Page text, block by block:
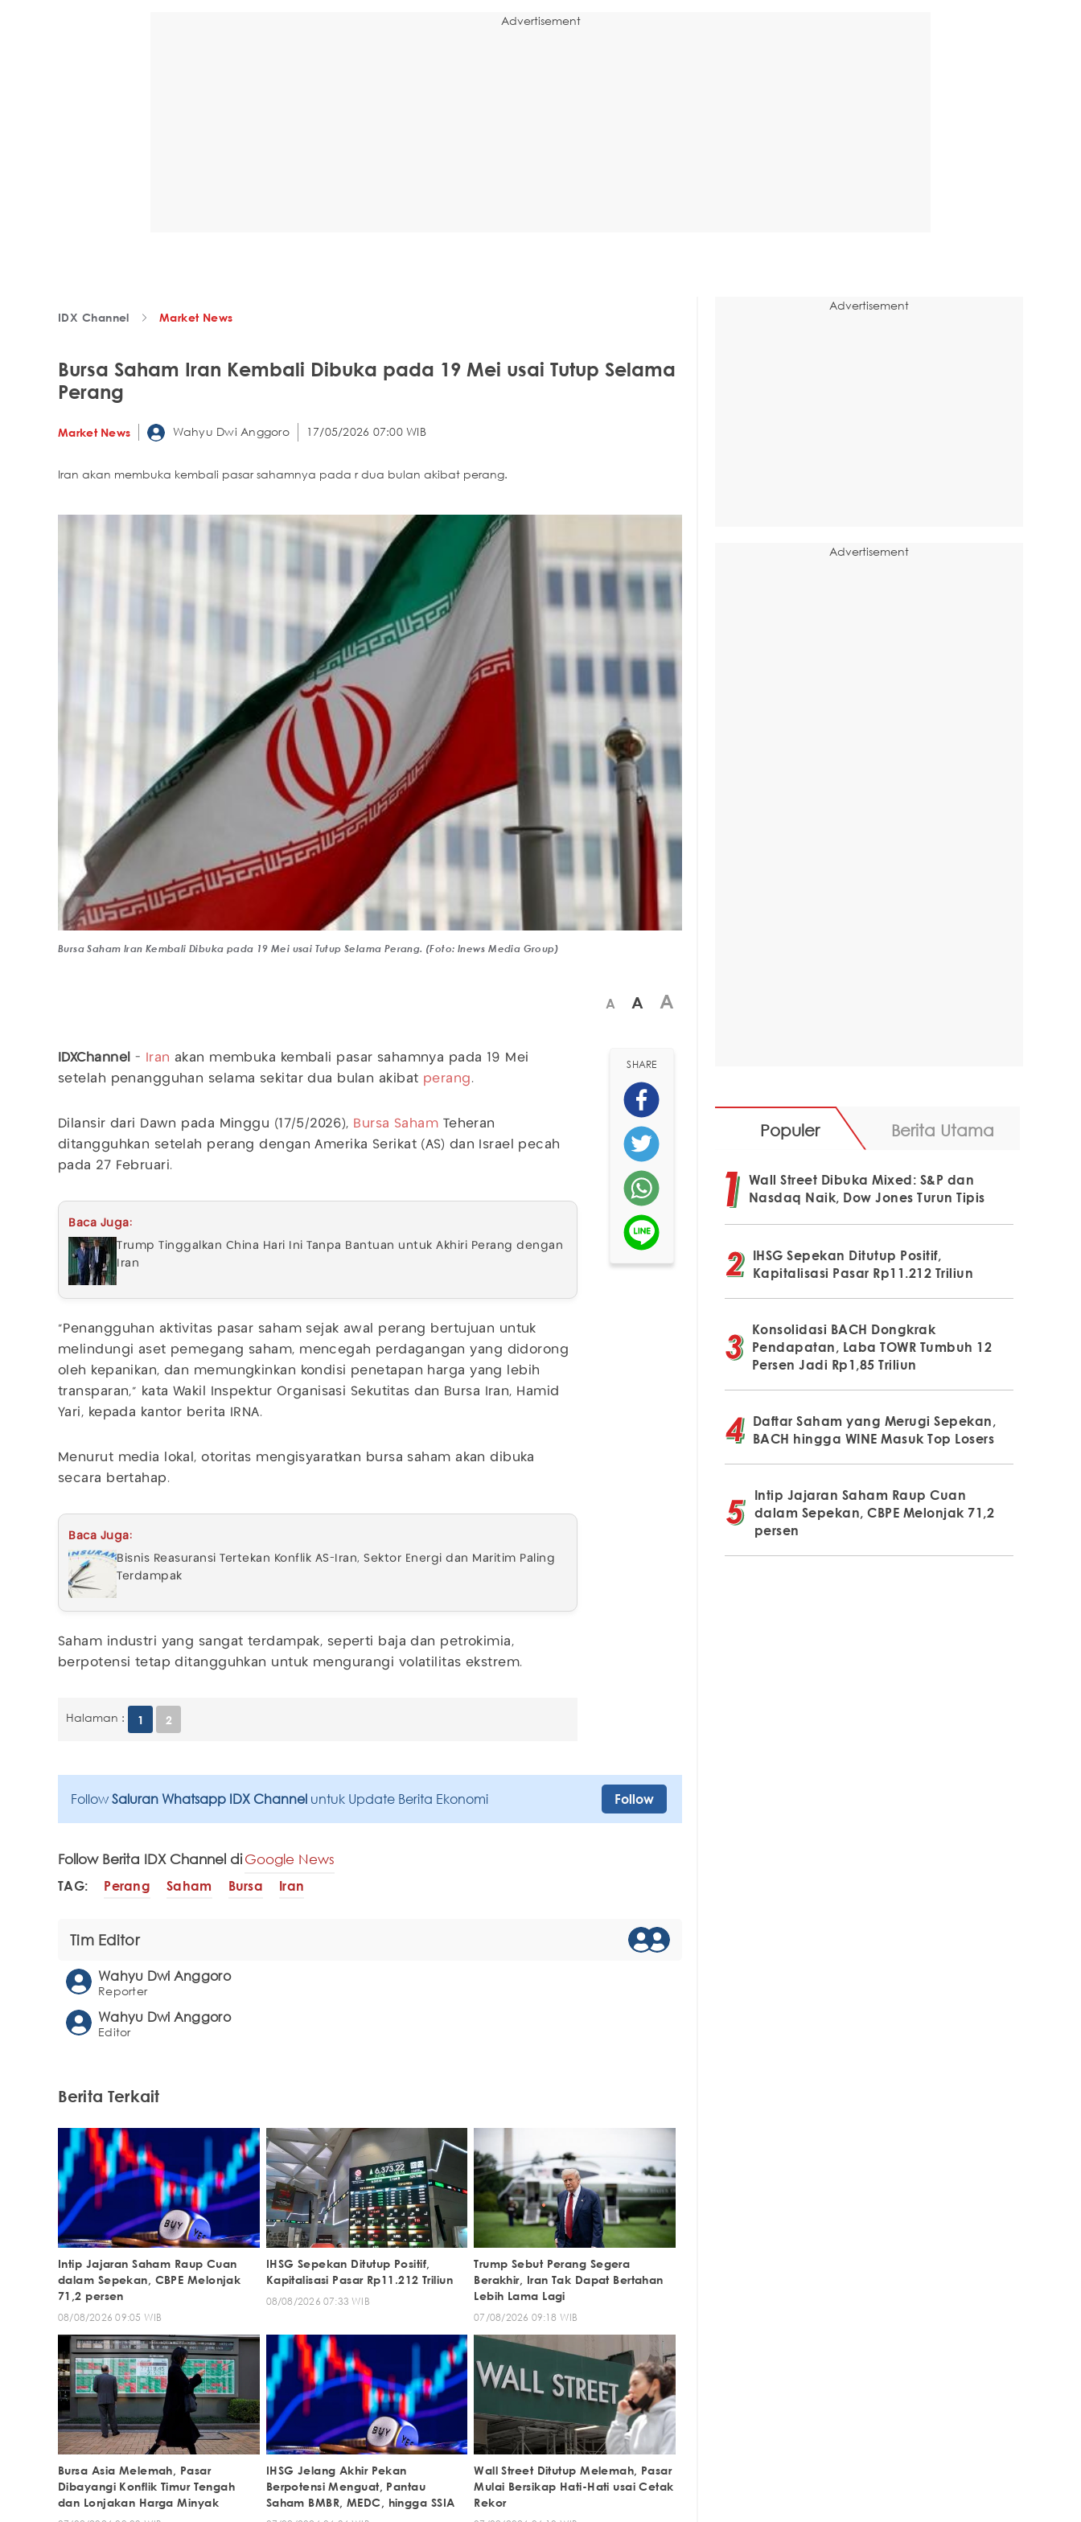
Advertisement
IDX Channel Market News
Bursa Saham Iran Kembali Dibuka pada 19 Mei usai Tutup Selama
Perang
Market News Wahyu Dwi Anggoro 17/05/2026 07:00 WIB
Iran akan membuka kembali pasar sahamnya pada r dua bulan akibat perang.
Bursa Saham Iran Kembali Dibuka pada 19 Mei usai Tutup Selama Perang. (Foto: Inews Media Group)
A A A
IDXChannel - Iran akan membuka kembali pasar sahamnya pada 19 Mei
setelah penangguhan selama sekitar dua bulan akibat perang .
Dilansir dari Dawn pada Minggu (17/5/2026), Bursa Saham Teheran
ditangguhkan setelah perang dengan Amerika Serikat (AS) dan Israel pecah
pada 27 Februari.
Baca Juga:
Trump Tinggalkan China Hari Ini Tanpa Bantuan untuk Akhiri Perang dengan
Iran
“Penangguhan aktivitas pasar saham sejak awal perang bertujuan untuk
melindungi aset pemegang saham, mencegah perdagangan yang didorong
oleh kepanikan, dan memungkinkan kondisi penetapan harga yang lebih
transparan,” kata Wakil Inspektur Organisasi Sekutitas dan Bursa Iran, Hamid
Yari, kepada kantor berita IRNA.
Menurut media lokal, otoritas mengisyaratkan bursa saham akan dibuka
secara bertahap.
Baca Juga:
Bisnis Reasuransi Tertekan Konflik AS-Iran, Sektor Energi dan Maritim Paling
Terdampak
Saham industri yang sangat terdampak, seperti baja dan petrokimia,
berpotensi tetap ditangguhkan untuk mengurangi volatilitas ekstrem.
Halaman : 1 2
SHARE
Follow Saluran Whatsapp IDX Channel untuk Update Berita Ekonomi Follow
Follow Berita IDX Channel diGoogle News
TAG: Perang Saham Bursa Iran
Tim Editor
Wahyu Dwi Anggoro
Reporter
Wahyu Dwi Anggoro
Editor
Berita Terkait
Intip Jajaran Saham Raup Cuan
dalam Sepekan, CBPE Melonjak
71,2 persen
08/08/2026 09:05 WIB
IHSG Sepekan Ditutup Positif,
Kapitalisasi Pasar Rp11.212 Triliun
08/08/2026 07:33 WIB
Trump Sebut Perang Segera
Berakhir, Iran Tak Dapat Bertahan
Lebih Lama Lagi
07/08/2026 09:18 WIB
Bursa Asia Melemah, Pasar
Dibayangi Konflik Timur Tengah
dan Lonjakan Harga Minyak
IHSG Jelang Akhir Pekan
Berpotensi Menguat, Pantau
Saham BMBR, MEDC, hingga SSIA
Wall Street Ditutup Melemah, Pasar
Mulai Bersikap Hati-Hati usai Cetak
Rekor
Advertisement
Advertisement
Populer Berita Utama
Wall Street Dibuka Mixed: S&P dan
Nasdaq Naik, Dow Jones Turun Tipis
IHSG Sepekan Ditutup Positif,
Kapitalisasi Pasar Rp11.212 Triliun
Konsolidasi BACH Dongkrak
Pendapatan, Laba TOWR Tumbuh 12
Persen Jadi Rp1,85 Triliun
Daftar Saham yang Merugi Sepekan,
BACH hingga WINE Masuk Top Losers
Intip Jajaran Saham Raup Cuan
dalam Sepekan, CBPE Melonjak 71,2
persen